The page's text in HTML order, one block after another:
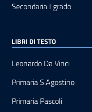
Secondaria I grado
LIBRI DI TESTO
Leonardo Da Vinci
Primaria S.Agostino
Primaria Pascoli